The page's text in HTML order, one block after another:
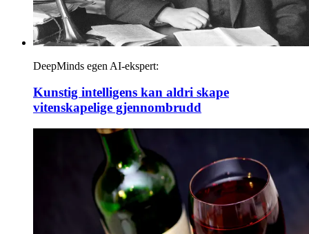
DeepMinds egen AI-ekspert:
Kunstig intelligens kan aldri skape
vitenskapelige gjennombrudd